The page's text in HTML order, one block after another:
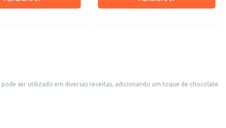
ser utilizado em diversas receitas, adicionando um toque de chocolate